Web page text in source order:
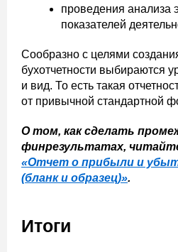
проведения анализа
показателей
Сообразно с целями
бухотчетности выбираются
и вид. То есть такая
от привычной стандартной
О том, как сделать
финрезультатах,
«Отчет о прибыли и
(бланк и образец)».
Итоги